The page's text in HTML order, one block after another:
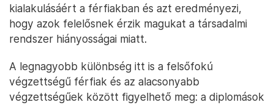
kialakulásáért a férfiakban és azt eredményezi,
hogy azok felelősnek érzik magukat a társadalmi
rendszer hiányosságai miatt.
A legnagyobb különbség itt is a felsőfokú
végzettségű férfiak és az alacsonyabb
végzettségűek között figyelhető meg: a diplomások